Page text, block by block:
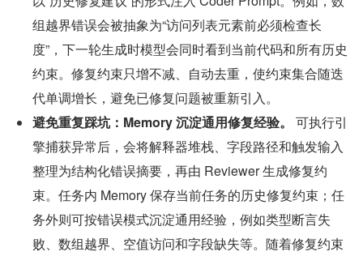
组越界错误会被抽象为“访问列表元素前必须检查长
度”，下一轮生成时模型会同时看到当前代码和所有历史
约束。修复约束只增不减、自动去重，使约束集合随迭
代单调增长，避免已修复问题被重新引入。
避免重复踩坑：Memory 沉淀通用修复经验。
可执行引
擎捕获异常后，会将解释器堆栈、字段路径和触发输入
整理为结构化错误摘要，再由 Reviewer 生成修复约
束。任务内 Memory 保存当前任务的历史修复约束；任
务外则可按错误模式沉淀通用经验，例如类型断言失
败、数组越界、空值访问和字段缺失等。随着修复约束